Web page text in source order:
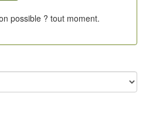
possible ? tout moment.